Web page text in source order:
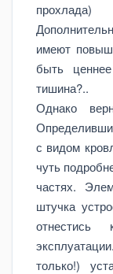
имеют
быть
тишина?..
Однако
с видом
чуть
частях.
штучка
только!)